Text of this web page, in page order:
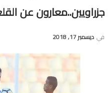
جزراويين..معارون عن
في ديسمبر 17, 2018